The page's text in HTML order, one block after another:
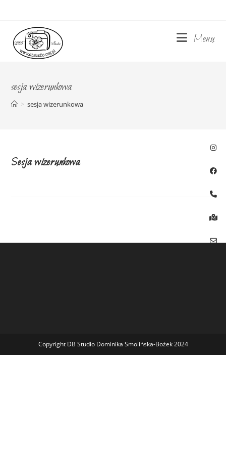
content
Menu
sesja wizerunkowa
> sesja wizerunkowa
Sesja wizerunkowa
Copyright DB Studio Dominika Smolińska-Bożek 2024